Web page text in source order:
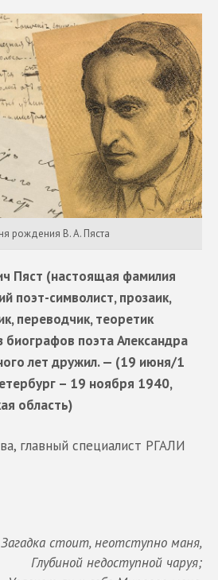
рождения В. А. Пяста
Пяст (настоящая фамилия
поэт-символист, прозаик,
переводчик, теоретик
биографов поэта Александра
лет дружил. — (19 июня/1
– 19 ноября 1940,
область)
главный специалист РГАЛИ
Загадка стоит, неотступно маня,
Глубиной недоступной чаруя;